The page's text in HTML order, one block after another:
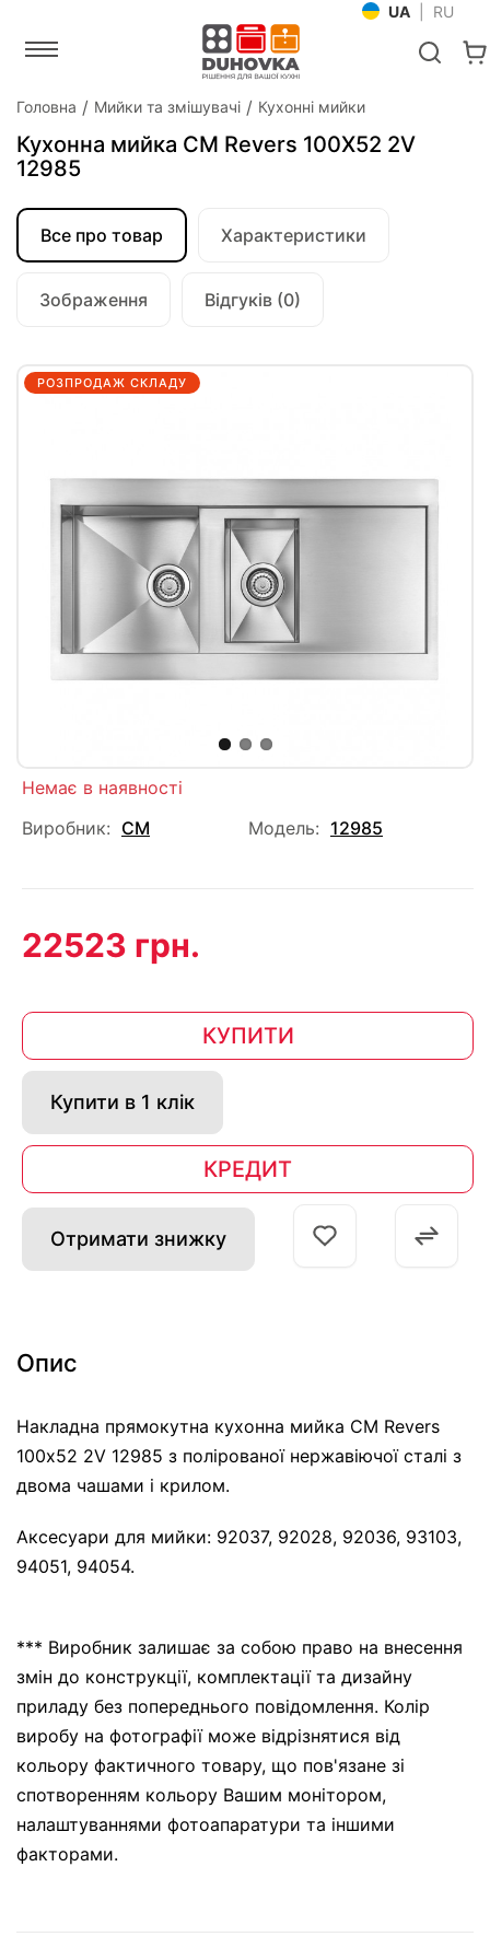
UA RU
Головна Мийки та змішувачі Кухонні мийки
Кухонна мийка CM Revers 100Х52 2V
12985
Все про товар Характеристики
Зображення Відгуків (0)
РОЗПРОДАЖ СКЛАДУ
Немає в наявності
Виробник: CM Модель: 12985
22523 грн.
КУПИТИ
Купити в 1 клік
КРЕДИТ
Отримати знижку
Опис
Накладна прямокутна кухонна мийка CM Revers
100х52 2V 12985 з полірованої нержавіючої сталі з
двома чашами і крилом.
Аксесуари для мийки: 92037, 92028, 92036, 93103,
94051, 94054.
*** Виробник залишає за собою право на внесення
змін до конструкції, комплектації та дизайну
приладу без попереднього повідомлення. Колір
виробу на фотографії може відрізнятися від
кольору фактичного товару, що пов'язане зі
спотворенням кольору Вашим монітором,
налаштуваннями фотоапаратури та іншими
факторами.